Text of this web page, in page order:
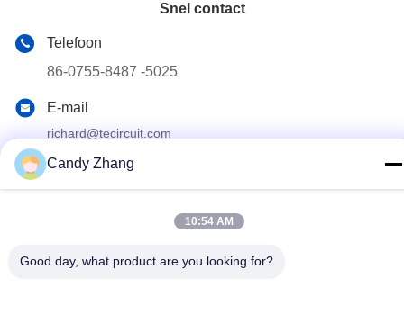
Snel contact
Telefoon
86-0755-8487 -5025
E-mail
richard@tecircuit.com
Adres
Kamer 404, gebouw A2, Shunjing Pioneer Park, NO3
Longgang district, Shenzhen, China
Candy Zhang
10:54 AM
Good day, what product are you looking for?